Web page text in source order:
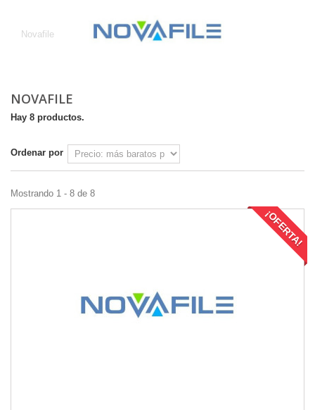
Novafile
NOVAFILE
Hay 8 productos.
Ordenar por
Mostrando 1 - 8 de 8
¡OFERTA!